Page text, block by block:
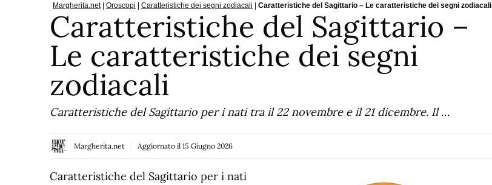
Margherita.net| Oroscopi | Caratteristiche dei segni zodiacali | Caratteristiche del Sagittario – Le caratteristiche dei segni zodiacali
Caratteristiche del Sagittario –
Le caratteristiche dei segni
zodiacali
Caratteristiche del Sagittario per i nati tra il 22 novembre e il 21 dicembre. Il …
Margherita.net Aggiornato il 15 Giugno 2026
Caratteristiche del Sagittario per i nati